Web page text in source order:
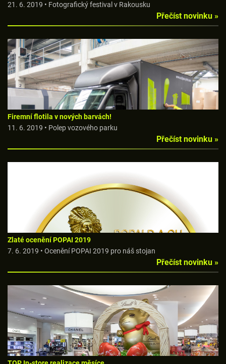
21. 6. 2019 • Fotografický festival v Rakousku
Přečíst novinku »
Firemní flotila v nových barvách!
11. 6. 2019 • Polep vozového parku
Přečíst novinku »
Zlaté ocenění POPAI 2019
7. 6. 2019 • Ocenění POPAI 2019 pro náš stojan
Přečíst novinku »